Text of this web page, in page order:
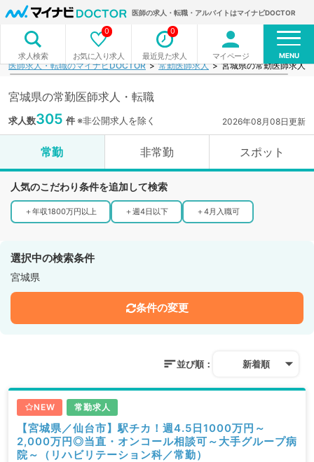
医師の求人・転職・アルバイトはマイナビDOCTOR
求人検索 お気に入り求人
0
最近見た求人
0
マイページ MENU
医師求人・転職のマイナビDOCTOR 常勤医師求人 宮城県の常勤医師求人
宮城県の常勤医師求人・転職
求人数305 件※非公開求人を除く 2026年08月08日更新
常勤 非常勤 スポット
人気のこだわり条件を追加して検索
＋年収1800万円以上 ＋週4日以下 ＋4月入職可
選択中の検索条件
宮城県
条件の変更
並び順： 新着順
NEW 常勤求人
【宮城県／仙台市】駅チカ！週4.5日1000万円～
2,000万円◎当直・オンコール相談可～大手グループ病
院～（リハビリテーション科／常勤）